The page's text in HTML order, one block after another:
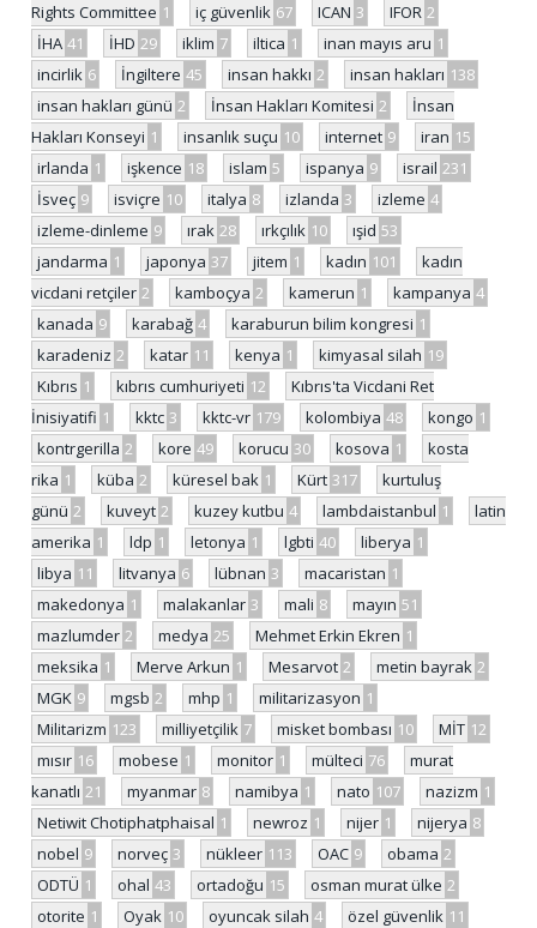
Rights Committee 1 iç güvenlik 67 ICAN 3 IFOR 2
İHA 41 İHD 29 iklim 7 iltica 1 inan mayıs aru 1
incirlik 6 İngiltere 45 insan hakkı 2 insan hakları 138
insan hakları günü 2 İnsan Hakları Komitesi 2
İnsan
Hakları Konseyi 1 insanlık suçu 10 internet 9 iran 15
irlanda 1 işkence 18 islam 5 ispanya 9 israil 231
İsveç 9 isviçre 10 italya 8 izlanda 3 izleme 4
izleme-dinleme 9 ırak 28 ırkçılık 10 ışid 53
jandarma 1 japonya 37 jitem 1 kadın 101
kadın
vicdani retçiler 2 kamboçya 2 kamerun 1 kampanya 4
kanada 9 karabağ 4 karaburun bilim kongresi 1
karadeniz 2 katar 11 kenya 1 kimyasal silah 19
Kıbrıs 1 kıbrıs cumhuriyeti 12
Kıbrıs'ta Vicdani Ret
İnisiyatifi 1 kktc 3 kktc-vr 179 kolombiya 48 kongo 1
kontrgerilla 2 kore 49 korucu 30 kosova 1
kosta
rika 1 küba 2 küresel bak 1 Kürt 317
kurtuluş
günü 2 kuveyt 2 kuzey kutbu 4 lambdaistanbul 1
latin
amerika 1 ldp 1 letonya 1 lgbti 40 liberya 1
libya 11 litvanya 6 lübnan 3 macaristan 1
makedonya 1 malakanlar 3 mali 8 mayın 51
mazlumder 2 medya 25 Mehmet Erkin Ekren 1
meksika 1 Merve Arkun 1 Mesarvot 2 metin bayrak 2
MGK 9 mgsb 2 mhp 1 militarizasyon 1
Militarizm 123 milliyetçilik 7 misket bombası 10 MİT 12
mısır 16 mobese 1 monitor 1 mülteci 76
murat
kanatlı 21 myanmar 8 namibya 1 nato 107 nazizm 1
Netiwit Chotiphatphaisal 1 newroz 1 nijer 1 nijerya 8
nobel 9 norveç 3 nükleer 113 OAC 9 obama 2
ODTÜ 1 ohal 43 ortadoğu 15 osman murat ülke 2
otorite 1 Oyak 10 oyuncak silah 4 özel güvenlik 11